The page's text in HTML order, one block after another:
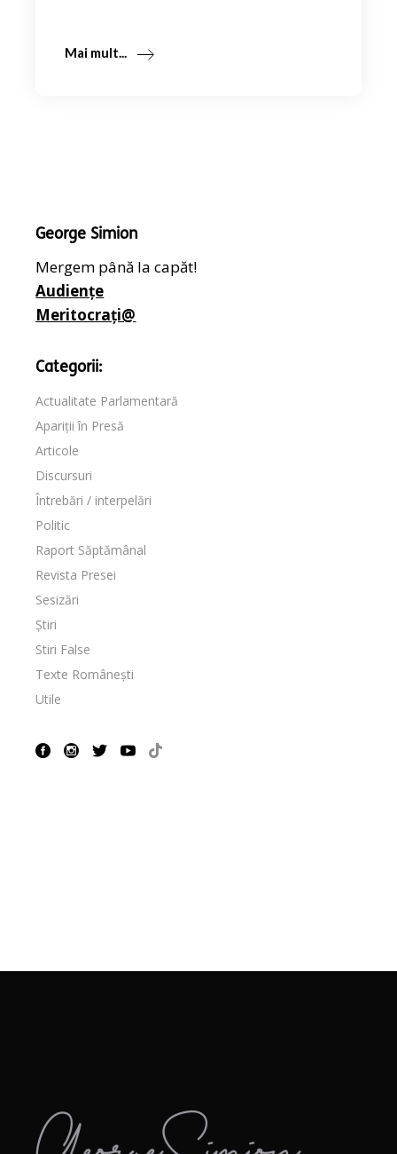
Mai mult...
George Simion
Mergem până la capăt!
Audiențe
Meritocrați@
Categorii:
Actualitate Parlamentară
Apariții în Presă
Articole
Discursuri
Întrebări / interpelări
Politic
Raport Săptămânal
Revista Presei
Sesizări
Știri
Stiri False
Texte Românești
Utile